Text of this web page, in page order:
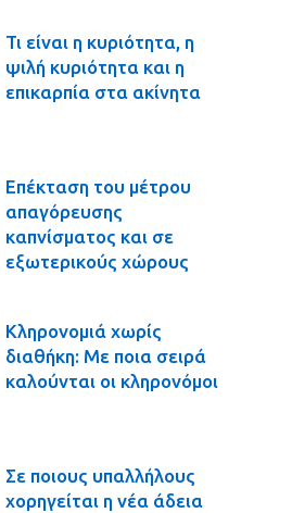
Τι είναι η κυριότητα, η
ψιλή κυριότητα και η
επικαρπία στα ακίνητα
Επέκταση του μέτρου
απαγόρευσης
καπνίσματος και σε
εξωτερικούς χώρους
Κληρονομιά χωρίς
διαθήκη: Με ποια σειρά
καλούνται οι κληρονόμοι
Σε ποιους υπαλλήλους
χορηγείται η νέα άδεια